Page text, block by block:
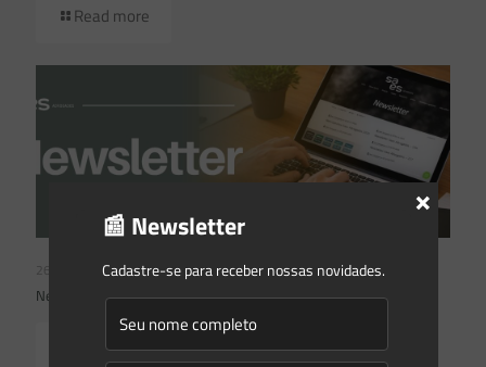
Read more
26/05/2026
Newsletter Saes Advogados | Ed. nº240
Read more
📰 Newsletter
Cadastre-se para receber nossas novidades.
×